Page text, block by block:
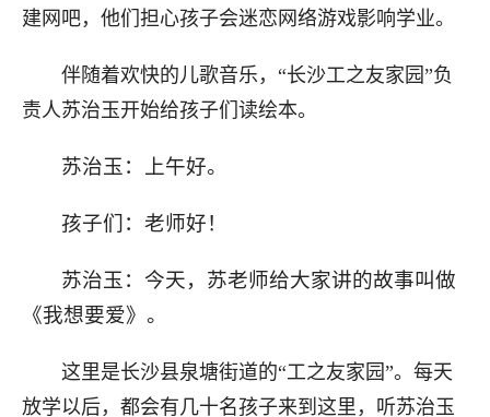
建网吧，他们担心孩子会迷恋网络游戏影响学业。
伴随着欢快的儿歌音乐，“长沙工之友家园”负
责人苏治玉开始给孩子们读绘本。
苏治玉：上午好。
孩子们：老师好！
苏治玉：今天，苏老师给大家讲的故事叫做
《我想要爱》。
这里是长沙县泉塘街道的“工之友家园”。每天
放学以后，都会有几十名孩子来到这里，听苏治玉